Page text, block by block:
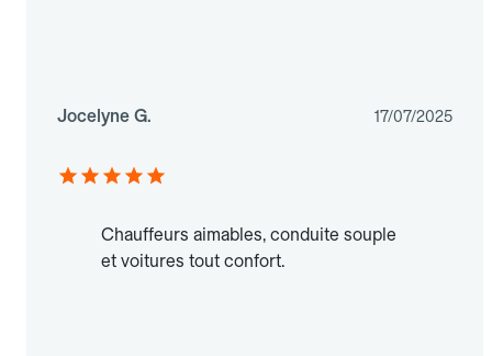
Jocelyne G. 17/07/2025
Chauffeurs aimables, conduite souple
et voitures tout confort.